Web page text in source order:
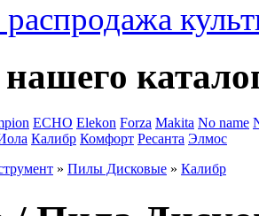
ECHO Elekon Forza Makita No name
Калибр Комфорт Ресанта Элмос
» Пилы Дисковые » Калибр